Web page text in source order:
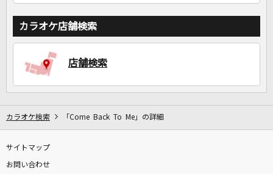
カラオケ店舗検索
店舗検索
カラオケ検索 「Come Back To Me」の詳細
サイトマップ
お問い合わせ